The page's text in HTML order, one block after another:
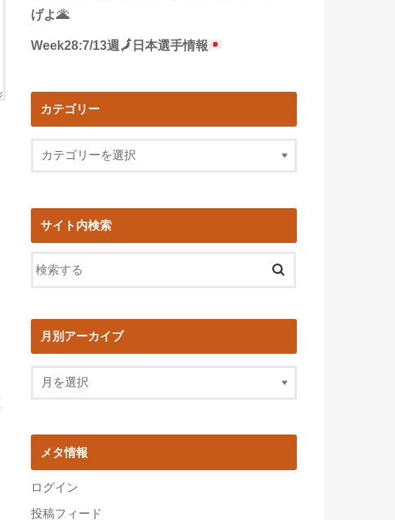
げよ🌋
Week28:7/13週 🗾 日本選手情報
カテゴリー
サイト内検索
月別アーカイブ
メタ情報
ログイン
投稿フィード